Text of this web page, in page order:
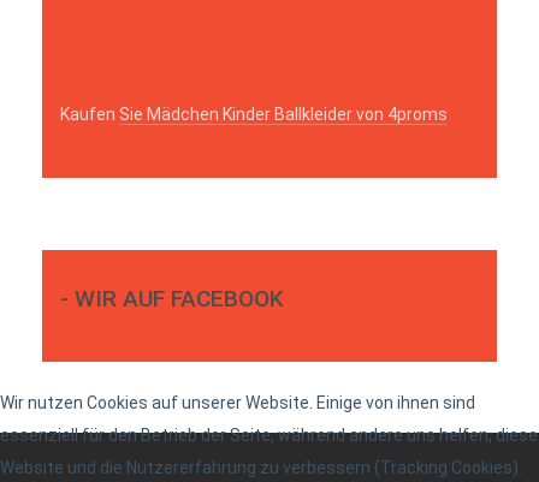
Kaufen Sie Mädchen Kinder Ballkleider von 4proms
- WIR AUF FACEBOOK
Wir nutzen Cookies auf unserer Website. Einige von ihnen sind
essenziell für den Betrieb der Seite, während andere uns helfen, diese
Website und die Nutzererfahrung zu verbessern (Tracking Cookies).